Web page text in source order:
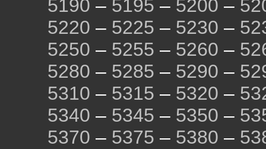
5190 – 5195 – 5200 –
5220 – 5225 – 5230 –
5250 – 5255 – 5260 –
5280 – 5285 – 5290 –
5310 – 5315 – 5320 –
5340 – 5345 – 5350 –
5370 – 5375 – 5380 –